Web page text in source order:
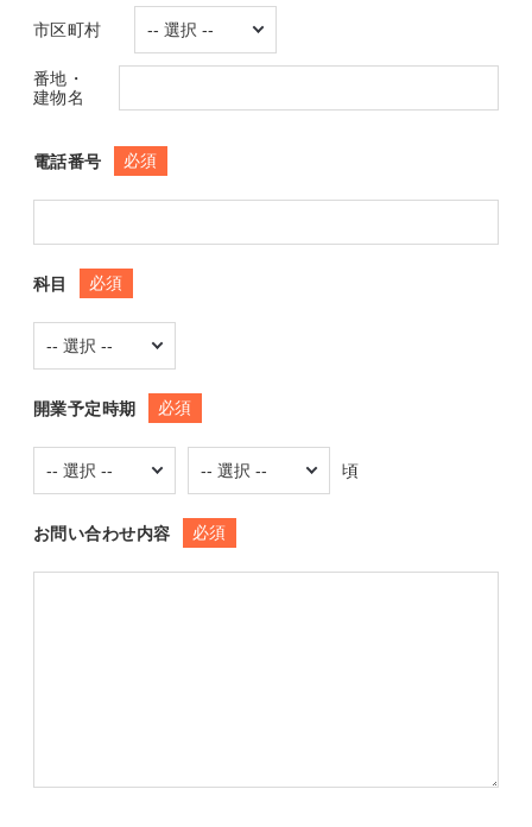
市区町村
番地・
建物名
電話番号 必須
科目 必須
開業予定時期 必須
頃
お問い合わせ内容 必須